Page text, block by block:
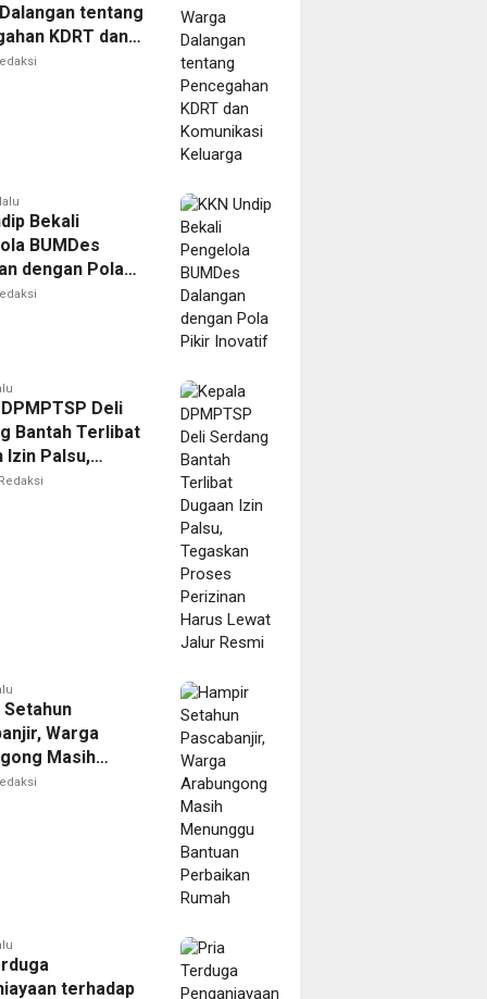
tentang
KDRT dan
Keluarga
Bekali
BUMDes
dengan Pola
Deli
Bantah Terlibat
Izin Palsu,
Proses
Redaksi
Setahun
Warga
Masih
Bantuan
terhadap